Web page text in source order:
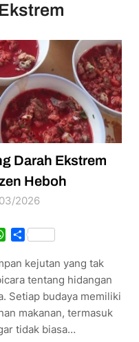
Darah Ekstrem
Heboh
2026
WhatsApp
Share
kejutan yang tak
tentang hidangan
Setiap budaya memiliki
makanan, termasuk
tidak biasa…